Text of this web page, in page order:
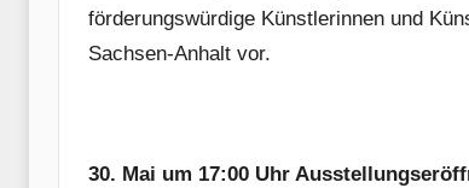
förderungswürdige Künstlerinnen und
Sachsen-Anhalt vor.
30. Mai um 17:00 Uhr